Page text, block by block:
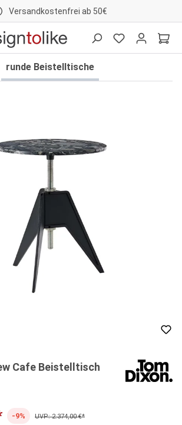
Versandkostenfrei ab 50€
runde Beistelltische
Cafe Beistelltisch
-9%
UVP: 2.374,00 €*